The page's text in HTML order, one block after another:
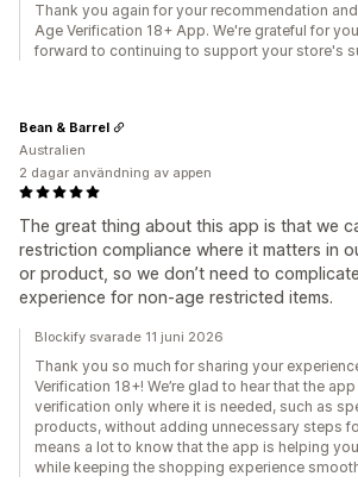
Thank you again for your recommendation
Age Verification 18+ App. We're grateful for
forward to continuing to support your store's
The great thing about this app is that we
restriction compliance where it matters in
or product, so we don’t need to
experience for non-age restricted items.
Bean & Barrel
Australien
2 dagar användning av appen
Blockify svarade 11 juni 2026
Thank you so much for sharing your
Verification 18+! We’re glad to hear that the
verification only where it is needed, such as
products, without adding unnecessary steps
means a lot to know that the app is helping
while keeping the shopping experience